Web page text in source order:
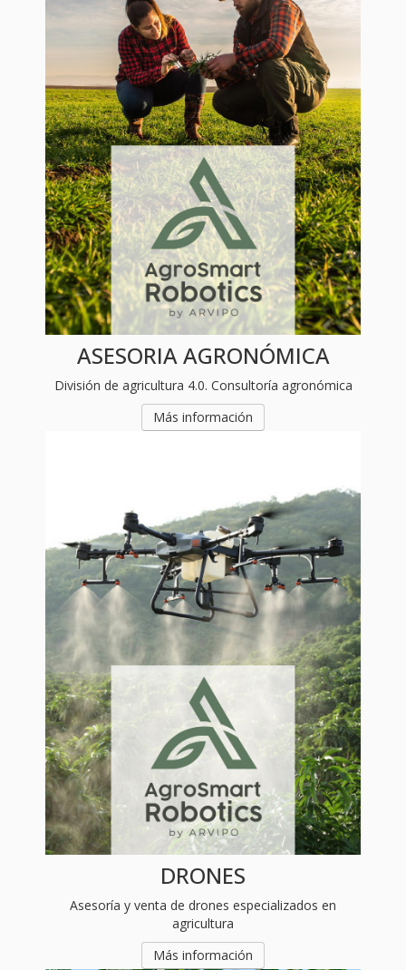
ASESORIA AGRONÓMICA
División de agricultura 4.0. Consultoría agronómica
Más información
DRONES
Asesoría y venta de drones especializados en
agricultura
Más información